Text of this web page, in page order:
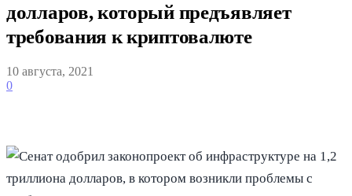
долларов, который предъявляет
требования к криптовалюте
10 августа, 2021
0